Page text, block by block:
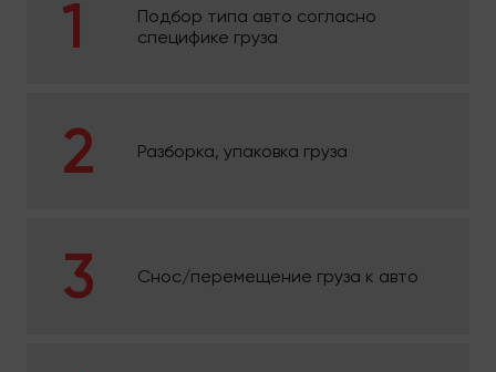
Подбор типа авто согласно
специфике груза
Разборка, упаковка груза
Снос/перемещение груза к авто